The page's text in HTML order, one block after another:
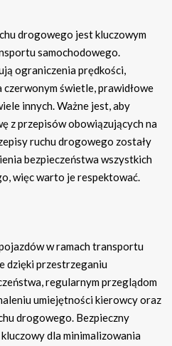
drogowego jest kluczowym
samochodowego.
ograniczenia prędkości,
świetle, prawidłowe
innych. Ważne jest, aby
z przepisów obowiązujących na
ruchu drogowego zostały
bezpieczeństwa wszystkich
więc warto je respektować.
w ramach transportu
dzięki przestrzeganiu
regularnym przeglądom
umiejętności kierowcy oraz
drogowego. Bezpieczny
dla minimalizowania